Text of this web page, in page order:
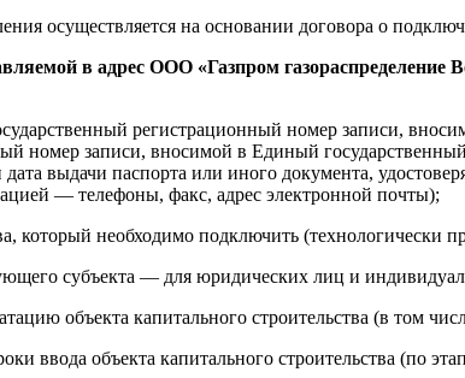
осуществляется на основании договора о
в адрес ООО «Газпром газораспределение
регистрационный номер записи,
номер записи, вносимой в Единый
выдачи паспорта или иного документа,
— телефоны, факс, адрес электронной почты);
который необходимо подключить (технологически
субъекта — для юридических лиц и
объекта капитального строительства (в том
ввода объекта капитального строительства (по